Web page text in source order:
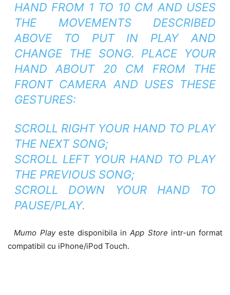
HAND FROM 1 TO 10 CM AND USES
THE MOVEMENTS DESCRIBED
ABOVE TO PUT IN PLAY AND
CHANGE THE SONG. PLACE YOUR
HAND ABOUT 20 CM FROM THE
FRONT CAMERA AND USES THESE
GESTURES:
SCROLL RIGHT YOUR HAND TO PLAY
THE NEXT SONG;
SCROLL LEFT YOUR HAND TO PLAY
THE PREVIOUS SONG;
SCROLL DOWN YOUR HAND TO
PAUSE/PLAY.
Mumo Playeste disponibila inApp Store intr-un format
compatibil cu iPhone/iPod Touch.